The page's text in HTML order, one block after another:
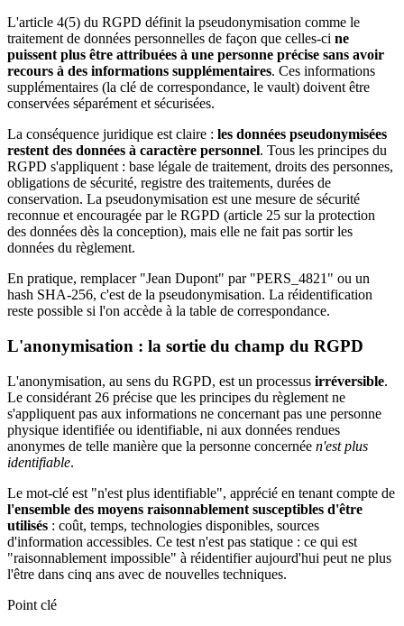
L'article 4(5) du RGPD définit la pseudonymisation comme le
traitement de données personnelles de façon que celles-ci ne
puissent plus être attribuées à une personne précise sans avoir
recours à des informations supplémentaires. Ces informations
supplémentaires (la clé de correspondance, le vault) doivent être
conservées séparément et sécurisées.
La conséquence juridique est claire : les données pseudonymisées
restent des données à caractère personnel. Tous les principes du
RGPD s'appliquent : base légale de traitement, droits des personnes,
obligations de sécurité, registre des traitements, durées de
conservation. La pseudonymisation est une mesure de sécurité
reconnue et encouragée par le RGPD (article 25 sur la protection
des données dès la conception), mais elle ne fait pas sortir les
données du règlement.
En pratique, remplacer "Jean Dupont" par "PERS_4821" ou un
hash SHA-256, c'est de la pseudonymisation. La réidentification
reste possible si l'on accède à la table de correspondance.
L'anonymisation : la sortie du champ du RGPD
L'anonymisation, au sens du RGPD, est un processus irréversible.
Le considérant 26 précise que les principes du règlement ne
s'appliquent pas aux informations ne concernant pas une personne
physique identifiée ou identifiable, ni aux données rendues
anonymes de telle manière que la personne concernée n'est plus
identifiable.
Le mot-clé est "n'est plus identifiable", apprécié en tenant compte de
l'ensemble des moyens raisonnablement susceptibles d'être
utilisés : coût, temps, technologies disponibles, sources
d'information accessibles. Ce test n'est pas statique : ce qui est
"raisonnablement impossible" à réidentifier aujourd'hui peut ne plus
l'être dans cinq ans avec de nouvelles techniques.
Point clé